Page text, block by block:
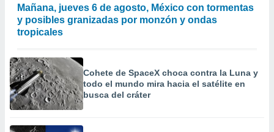
Mañana, jueves 6 de agosto, México con tormentas
y posibles granizadas por monzón y ondas
tropicales
Cohete de SpaceX choca contra la Luna y
todo el mundo mira hacia el satélite en
busca del cráter